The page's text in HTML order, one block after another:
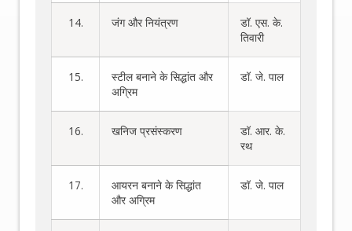
14. जंग और नियंत्रण
डॉ. एस. के.
तिवारी
15.
स्टील बनाने के सिद्धांत और
अग्रिम
डॉ. जे. पाल
16. खनिज प्रसंस्करण
डॉ. आर. के.
रथ
17.
आयरन बनाने के सिद्धांत
और अग्रिम
डॉ. जे. पाल